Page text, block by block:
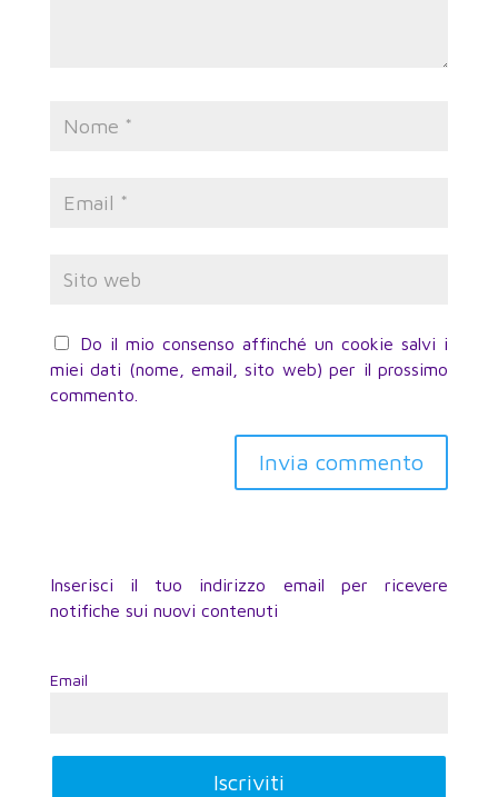
Do il mio consenso affinché un cookie salvi i
miei dati (nome, email, sito web) per il prossimo
commento.
Inserisci il tuo indirizzo email per ricevere
notifiche sui nuovi contenuti
Email